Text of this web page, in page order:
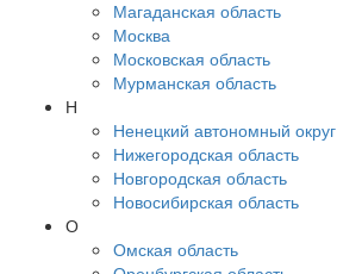
Магаданская область
Москва
Московская область
Мурманская область
Н
Ненецкий автономный округ
Нижегородская область
Новгородская область
Новосибирская область
О
Омская область